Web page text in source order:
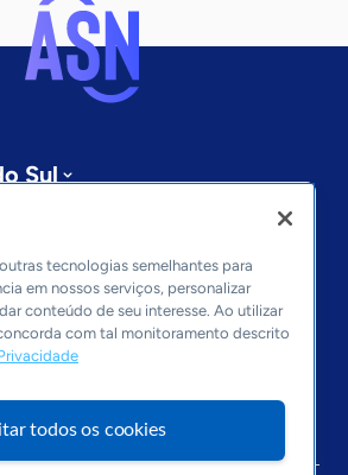
Sul
tecnologias semelhantes para
em nossos serviços, personalizar
conteúdo de seu interesse. Ao utilizar
com tal monitoramento descrito
todos os cookies